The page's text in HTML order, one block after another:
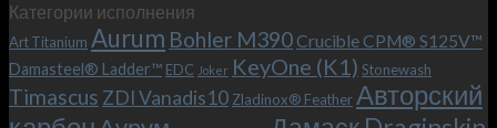
и
клипсой!
Макс
(Mad
Max),
или
как
Категории исполнения
Art Titanium Aurum Bohler M390Crucible CPM® S125V™
Damasteel® Ladder™ EDC Joker KeyOne (K1) Stonewash
Timascus ZDI Vanadis10 Zladinox® FeatherАвторский